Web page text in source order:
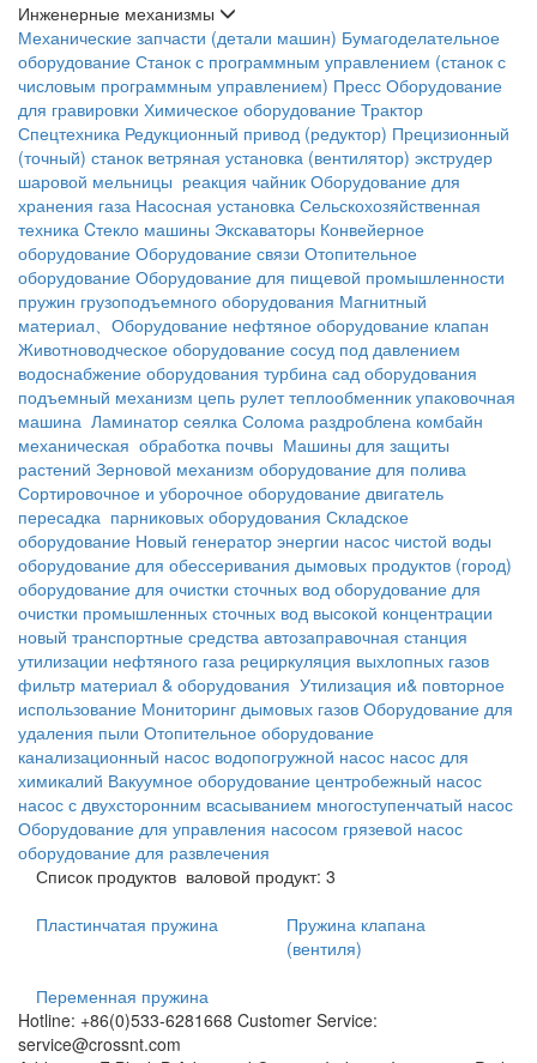
Инженерные механизмы
Механические запчасти (детали машин) Бумагоделательное
оборудование Станок с программным управлением (станок с
числовым программным управлением) Пресс Оборудование
для гравировки Химическое оборудование Трактор
Спецтехника Редукционный привод (редуктор) Прецизионный
(точный) станок ветряная установка (вентилятор) экструдер
шаровой мельницы реакция чайник Оборудование для
хранения газа Насосная установка Сельскохозяйственная
техника Cтекло машины Экскаваторы Конвейерное
оборудование Оборудование связи Отопительное
оборудование Оборудование для пищевой промышленности
пружин грузоподъемного оборудования Магнитный
материал、Оборудование нефтяное оборудование клапан
Животноводческое оборудование сосуд под давлением
водоснабжение оборудования турбина сад оборудования
подъемный механизм цепь рулет теплообменник упаковочная
машина Ламинатор сеялка Солома раздроблена комбайн
механическая обработка почвы Машины для защиты
растений Зерновой механизм оборудование для полива
Сортировочное и уборочное оборудование двигатель
пересадка парниковых оборудования Складское
оборудование Новый генератор энергии насос чистой воды
оборудование для обессеривания дымовых продуктов (город)
оборудование для очистки сточных вод оборудование для
очистки промышленных сточных вод высокой концентрации
новый транспортные средства автозаправочная станция
утилизации нефтяного газа рециркуляция выхлопных газов
фильтр материал & оборудования Утилизация и& повторное
использование Мониторинг дымовых газов Оборудование для
удаления пыли Отопительное оборудование
канализационный насос водопогружной насос насос для
химикалий Вакуумное оборудование центробежный насос
насос с двухсторонним всасыванием многоступенчатый насос
Оборудование для управления насосом грязевой насос
оборудование для развлечения
Список продуктов валовой продукт: 3
Пластинчатая пружина
Пружина клапана
(вентиля)
Переменная пружина
Hotline: +86(0)533-6281668 Customer Service:
service@crossnt.com